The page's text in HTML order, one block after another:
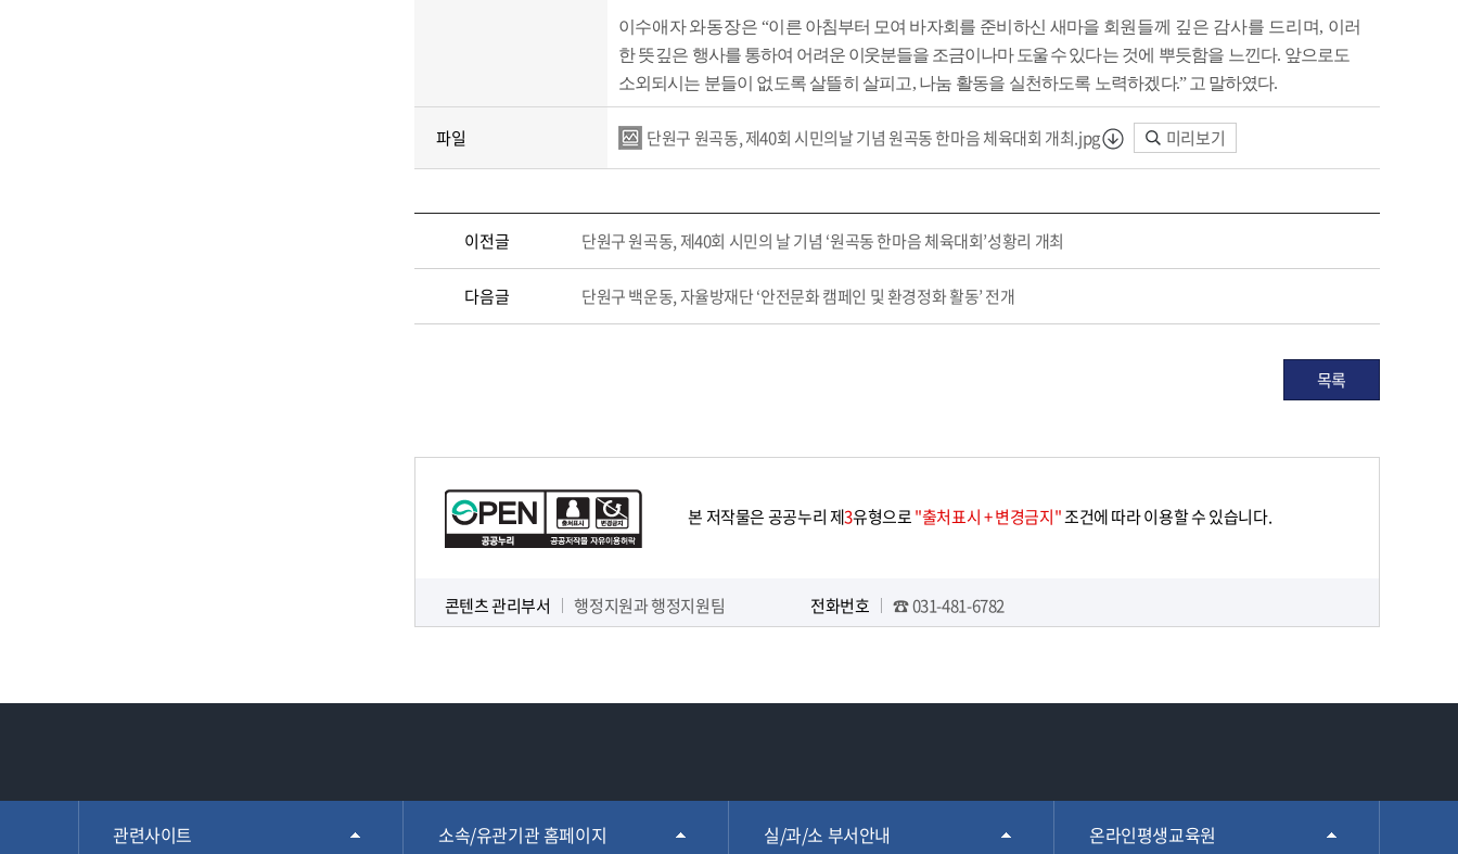
이수애자 와동장은“이른 아침부터 모여 바자회를 준비하신 새마을 회 원 들께 깊은 감사를 드리며, 이러
한 뜻깊은 행사를 통하여 어려운 이웃분들을 조금이나마 도울수있다는 것에 뿌듯함을 느낀다. 앞으로도
소외되시는 분들이 없도록 살뜰히 살피고, 나눔 활동을 실천하도록 노력하겠다.” 고 말하였다.
파일 단원구 원곡동, 제40회 시민의날 기념 원곡동 한마음 체육대회 개최.jpg 미리보기
이전글 단원구 원곡동, 제40회 시민의 날 기념 ‘원곡동 한마음 체육대회’성황리 개최
다음글 단원구 백운동, 자율방재단 ‘안전문화 캠페인 및 환경정화 활동’ 전개
목록
본 저작물은 공공누리 제3유형으로"출처표시 + 변경금지"조건에 따라 이용할 수 있습니다.
콘텐츠 관리부서 행정지원과 행정지원팀 전화번호 ☎ 031-481-6782
관련사이트 소속/유관기관 홈페이지 실/과/소 부서안내 온라인평생교육원